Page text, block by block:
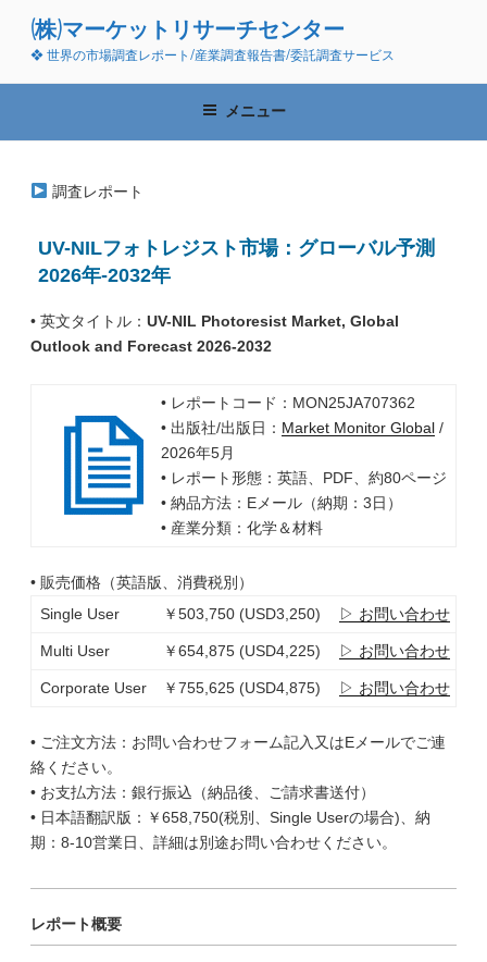
ン
(株)マーケットリサーチセンター
❖ 世界の市場調査レポート/産業調査報告書/委託調査サービス
メニュー
調査レポート
UV-NILフォトレジスト市場：グローバル予測
2026年-2032年
• 英文タイトル： UV-NIL Photoresist Market, Global
Outlook and Forecast 2026-2032
• レポートコード：MON25JA707362
• 出版社/出版日： Market Monitor Global/
2026年5月
• レポート形態：英語、PDF、約80ページ
• 納品方法：Eメール（納期：3日）
• 産業分類：化学＆材料
• 販売価格（英語版、消費税別）
Single User
￥503,750 (USD3,250) ▷ お問い合わせ
Multi User ￥654,875 (USD4,225) ▷ お問い合わせ
Corporate User ￥755,625 (USD4,875) ▷ お問い合わせ
• ご注文方法：お問い合わせフォーム記入又はEメールでご連
絡ください。
• お支払方法：銀行振込（納品後、ご請求書送付）
• 日本語翻訳版：￥658,750(税別、Single Userの場合)、納
期：8-10営業日、詳細は別途お問い合わせください。
レポート概要